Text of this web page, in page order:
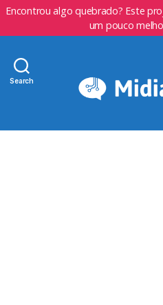
Encontrou algo quebrado? Este
um pouco
Search